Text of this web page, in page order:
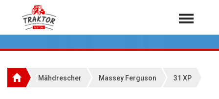
Home
Über 7.000 Testberichte
Mähdrescher Massey Ferguson 31 XP